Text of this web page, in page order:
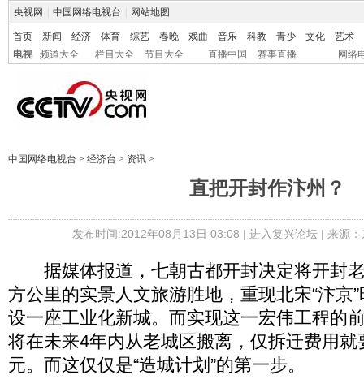
央视网 中国网络电视台 网站地图
首页 新闻 经济 体育 综艺 春晚 戏曲 音乐 科教 青少 文化
艺术
电视
频道大全 栏目大全 节目大全 直播中国 赛事直播 网络
中国网络电视台 > 经济台 > 资讯 >
直把开封作汴州？
发布时间:2012年08月13日 03:08 | 进入复兴论坛| 来源
据媒体报道，七朝古都开封决定将开封
方公里的实景人文旅游胜地，重现北宋“汴京
设一座工业化新城。而实现这一宏伟工程的
将在未来4年内从老城区搬离，仅拆迁费用就
元。而这仅仅是“造城计划”的第一步。